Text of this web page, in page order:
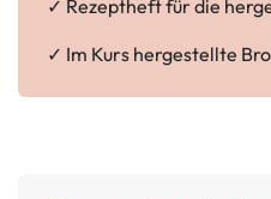
✓ Rezeptheft für die
✓ Im Kurs hergestellte